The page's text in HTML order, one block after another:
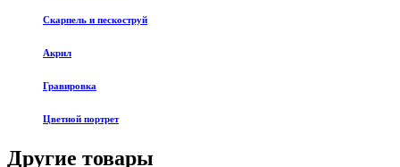
Скарпель и пескоструй
Акрил
Гравировка
Цветной портрет
Другие товары